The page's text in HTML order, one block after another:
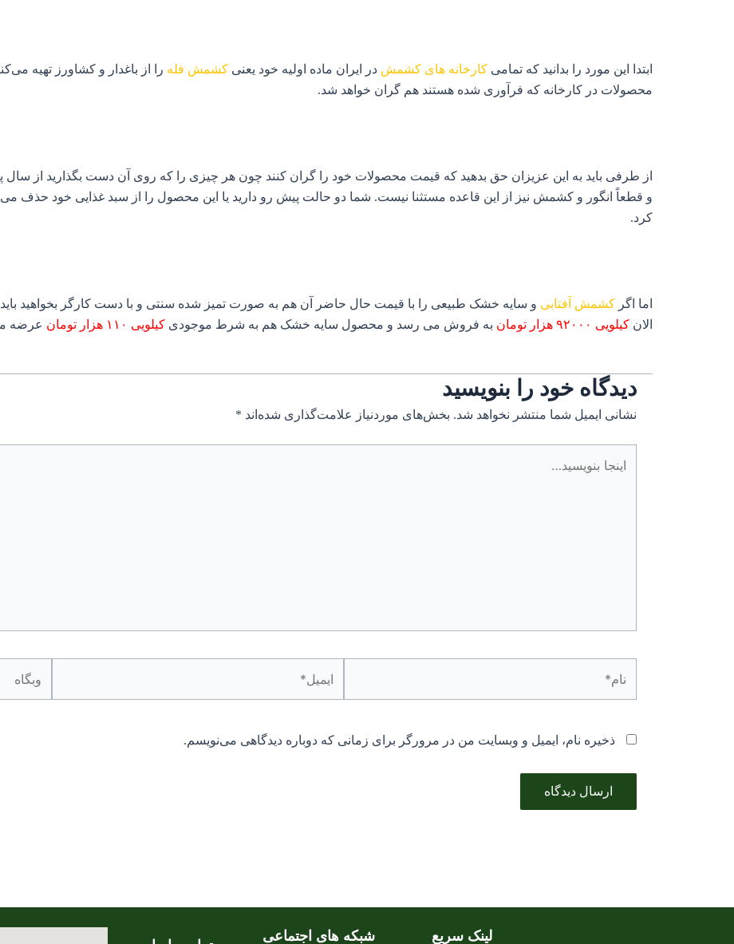
ابتدا این مورد را بدانید که تمامی کارخانه های کشمش در ایران ماده اولیه خود یعنی کشمش فله را از باغدار و کشاورز تهیه
محصولات در کارخانه که فرآوری شده هستند هم گران خواهد شد.
از طرفی باید به این عزیزان حق بدهید که قیمت محصولات خود را گران کنند چون هر چیزی را که روی آن دست بگذارید از سال
و قطعاً انگور و کشمش نیز از این قاعده مستثنا نیست. شما دو حالت پیش رو دارید یا این محصول را از سبد غذایی خود حذف می
کرد.
اما اگر کشمش آفتابی و سایه خشک طبیعی را با قیمت حال حاضر آن هم به صورت تمیز شده سنتی و با دست کارگر بخواهید
الان کیلویی ۹۲۰۰۰ هزار تومان به فروش می رسد و محصول سایه خشک هم به شرط موجودی کیلویی ۱۱۰ هزار تومان عرضه
دیدگاه‌ خود را بنویسید
نشانی ایمیل شما منتشر نخواهد شد. بخش‌های موردنیاز علامت‌گذاری شده‌اند *
بنویسید…
ذخیره نام، ایمیل و وبسایت من در مرورگر برای زمانی که دوباره دیدگاهی می‌نویسم.
لینک سریع شبکه های اجتماعی